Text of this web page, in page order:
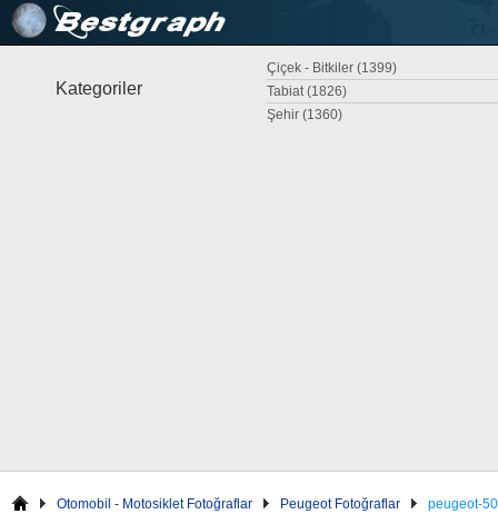
Kategoriler
Çiçek - Bitkiler (1399)
Tabiat (1826)
Şehir (1360)
Otomobil - Motosiklet Fotoğraflar Peugeot Fotoğraflar peugeot-